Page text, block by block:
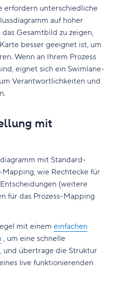
erfordern unterschiedliche
auf hoher
Gesamtbild zu zeigen,
besser geeignet ist, um
Wenn an Ihrem Prozess
eignet sich ein Swimlane-
Verantwortlichkeiten und
mit
mit Standard-
Mapping, wie Rechtecke für
(weitere
für das Prozess-Mapping
mit einem einfachen
, um eine schnelle
und übertrage die Struktur
live funktionierenden